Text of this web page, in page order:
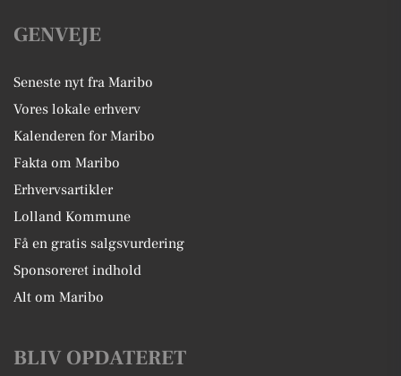
GENVEJE
Seneste nyt fra Maribo
Vores lokale erhverv
Kalenderen for Maribo
Fakta om Maribo
Erhvervsartikler
Lolland Kommune
Få en gratis salgsvurdering
Sponsoreret indhold
Alt om Maribo
BLIV OPDATERET